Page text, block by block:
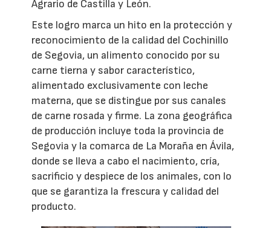
Agrario de Castilla y León.
Este logro marca un hito en la protección y
reconocimiento de la calidad del Cochinillo
de Segovia, un alimento conocido por su
carne tierna y sabor característico,
alimentado exclusivamente con leche
materna, que se distingue por sus canales
de carne rosada y firme. La zona geográfica
de producción incluye toda la provincia de
Segovia y la comarca de La Moraña en Ávila,
donde se lleva a cabo el nacimiento, cría,
sacrificio y despiece de los animales, con lo
que se garantiza la frescura y calidad del
producto.